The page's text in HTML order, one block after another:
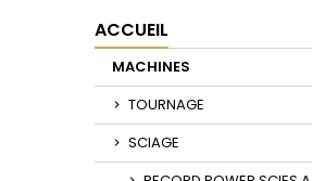
ACCUEIL
MACHINES
TOURNAGE
SCIAGE